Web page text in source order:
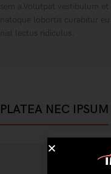
sem a.Volutpat vestibulum
natoque lobortis curabitur
nisl lectus ridiculus.
PLATEA NEC IPSUM